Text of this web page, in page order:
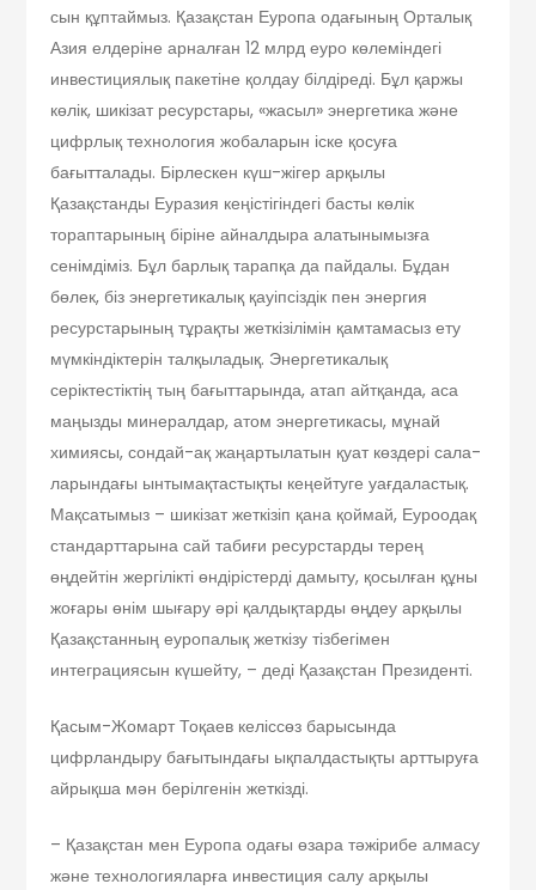
сын құптаймыз. Қазақстан Еуропа одағы­­ның Орталық
Азия елдеріне арналған 12 млрд еуро көлеміндегі
инвестициялық па­кеті­не қолдау білдіреді. Бұл қаржы
көлік, шикізат ресурстары, «жасыл» энергетика және
цифрлық технология жобаларын іске қосуға
бағытталады. Бірлескен күш-жігер арқылы
Қазақстанды Еуразия кеңістігіндегі басты көлік
тораптарының біріне айналдыра алатынымызға
сенім­діміз. Бұл барлық тарапқа да пайдалы. Бұдан
бөлек, біз энергетикалық қауіпсіз­дік пен энергия
ресурстарының тұрақты жеткізілімін қамтамасыз ету
мүм­кіндіктерін талқыладық. Энергетикалық
серіктестіктің тың бағыттарында, атап айтқанда, аса
маңызды минералдар, атом энергетикасы, мұнай
химиясы, сондай-ақ жаңартылатын қуат көздері сала­
ларындағы ынтымақтастықты кеңейтуге уағдаластық.
Мақсатымыз – шикізат жеткізіп қана қоймай, Еуроодақ
стандарттарына сай табиғи ресурстарды терең
өңдейтін жергілікті өндірістерді дамыту, қосылған құны
жоғары өнім шығару әрі қалдықтарды өңдеу арқылы
Қазақстанның еуропалық жеткізу тізбегімен
интеграциясын күшейту, – деді Қазақстан Президенті.
Қасым-Жомарт Тоқаев келіссөз барысында
цифрландыру бағытындағы ықпалдастықты арттыруға
айрықша мән берілгенін жеткізді.
– Қазақстан мен Еуропа одағы өзара тәжірибе алмасу
және технологияларға инвестиция салу арқылы